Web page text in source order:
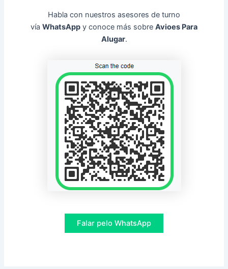
Habla con nuestros asesores de turno
vía WhatsApp y conoce más sobre Avioes Para
Alugar.
Falar pelo WhatsApp